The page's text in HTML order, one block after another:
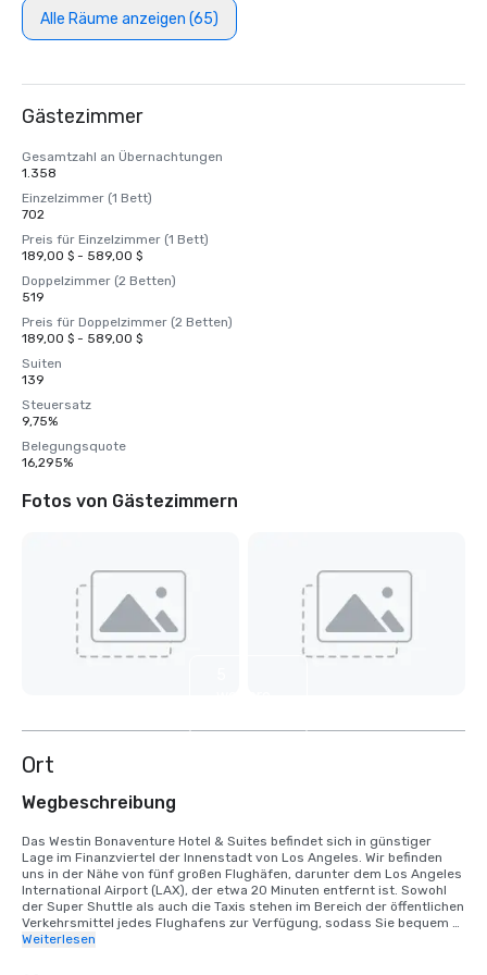
Alle Räume anzeigen (65)
Gästezimmer
Gesamtzahl an Übernachtungen
1.358
Einzelzimmer (1 Bett)
702
Preis für Einzelzimmer (1 Bett)
189,00 $ - 589,00 $
Doppelzimmer (2 Betten)
519
Preis für Doppelzimmer (2 Betten)
189,00 $ - 589,00 $
Suiten
139
Steuersatz
9,75%
Belegungsquote
16,295%
Fotos von Gästezimmern
Ort
Wegbeschreibung
Das Westin Bonaventure Hotel & Suites befindet sich in günstiger
Lage im Finanzviertel der Innenstadt von Los Angeles. Wir befinden
uns in der Nähe von fünf großen Flughäfen, darunter dem Los Angeles
International Airport (LAX), der etwa 20 Minuten entfernt ist. Sowohl
der Super Shuttle als auch die Taxis stehen im Bereich der öffentlichen
Verkehrsmittel jedes Flughafens zur Verfügung, sodass Sie bequem
zum Hotel gelangen.
Weiterlesen